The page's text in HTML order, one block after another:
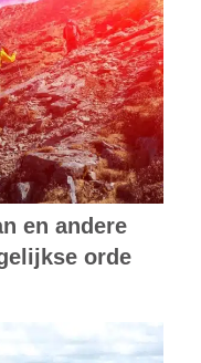
en andere
orde